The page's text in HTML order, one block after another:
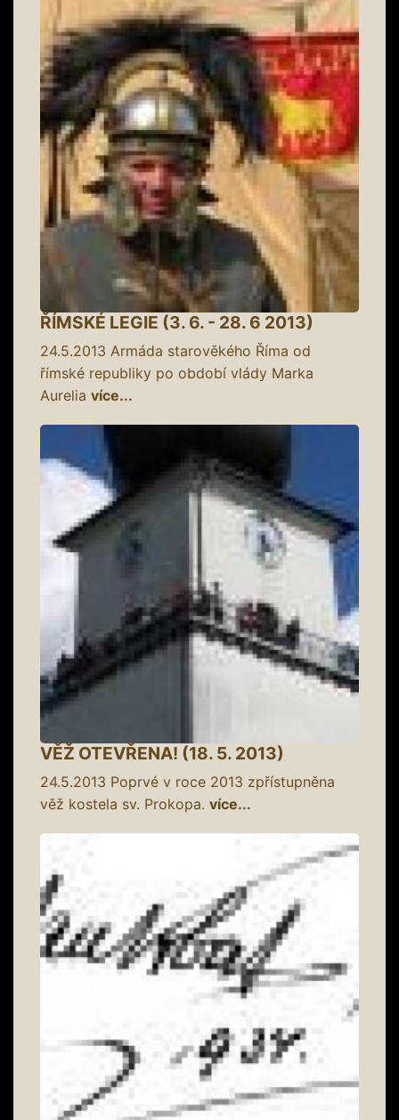
ŘÍMSKÉ LEGIE (3. 6. - 28. 6 2013)
24.5.2013 Armáda starověkého Říma od
římské republiky po období vlády Marka
Aurelia více...
VĚŽ OTEVŘENA! (18. 5. 2013)
24.5.2013 Poprvé v roce 2013 zpřístupněna
věž kostela sv. Prokopa. více...